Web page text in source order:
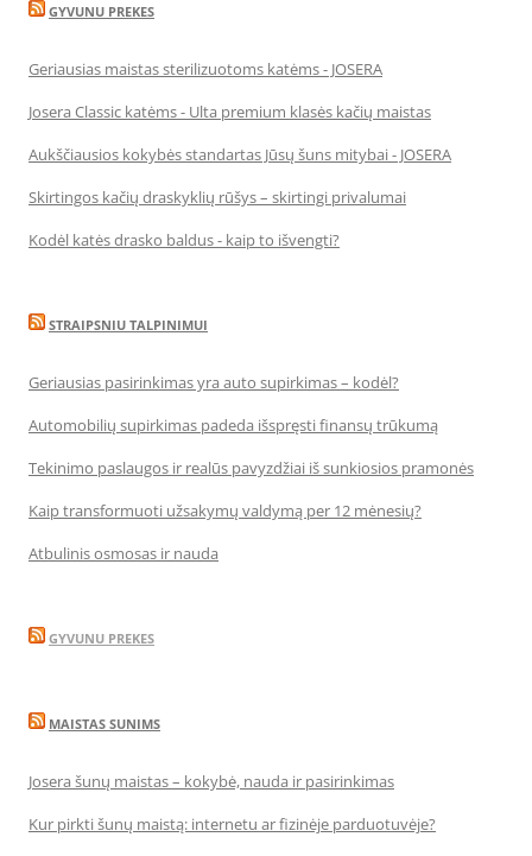
GYVUNU PREKES
Geriausias maistas sterilizuotoms katėms - JOSERA
Josera Classic katėms - Ulta premium klasės kačių maistas
Aukščiausios kokybės standartas Jūsų šuns mitybai - JOSERA
Skirtingos kačių draskyklių rūšys – skirtingi privalumai
Kodėl katės drasko baldus - kaip to išvengti?
STRAIPSNIU TALPINIMUI
Geriausias pasirinkimas yra auto supirkimas – kodėl?
Automobilių supirkimas padeda išspręsti finansų trūkumą
Tekinimo paslaugos ir realūs pavyzdžiai iš sunkiosios pramonės
Kaip transformuoti užsakymų valdymą per 12 mėnesių?
Atbulinis osmosas ir nauda
GYVUNU PREKES
MAISTAS SUNIMS
Josera šunų maistas – kokybė, nauda ir pasirinkimas
Kur pirkti šunų maistą: internetu ar fizinėje parduotuvėje?